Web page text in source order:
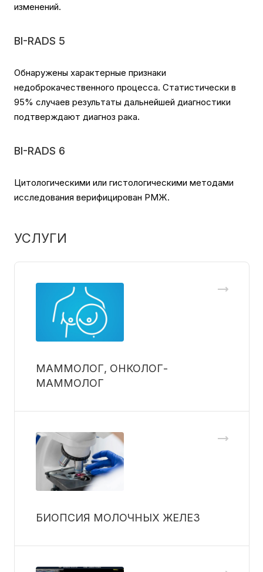
изменений.
BI-RADS 5
Обнаружены характерные признаки
недоброкачественного процесса. Статистически в
95% случаев результаты дальнейшей диагностики
подтверждают диагноз рака.
BI-RADS 6
Цитологическими или гистологическими методами
исследования верифицирован РМЖ.
УСЛУГИ
МАММОЛОГ, ОНКОЛОГ-
МАММОЛОГ
БИОПСИЯ МОЛОЧНЫХ ЖЕЛЕЗ